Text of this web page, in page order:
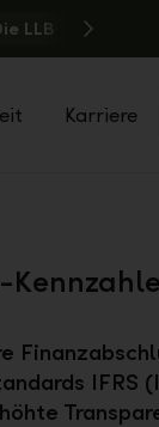
LLB
Karriere
IFRS